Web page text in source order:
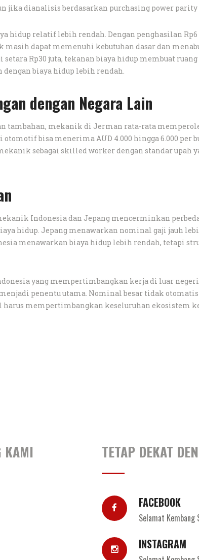
jika dianalisis berdasarkan purchasing power
hidup relatif lebih rendah. Dengan penghasilan
masih dapat memenuhi kebutuhan dasar dan
setara Rp30 juta, tekanan biaya hidup membuat
dengan biaya hidup lebih rendah.
dengan Negara Lain
tambahan, mekanik di Jerman rata-rata
bisa menerima AUD 4.000 hingga 6.000 per
sebagai skilled worker dengan standar upah
Indonesia dan Jepang mencerminkan
hidup. Jepang menawarkan nominal gaji jauh
menawarkan biaya hidup lebih rendah, tetapi
yang mempertimbangkan kerja di luar
penentu utama. Nominal besar tidak
mempertimbangkan keseluruhan ekosistem
KAMI TETAP DEKAT
FACEBOOK
Selamat Kembang
INSTAGRAM